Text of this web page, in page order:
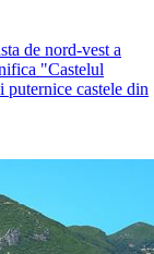
de nord-vest a
"Castelul
castele din